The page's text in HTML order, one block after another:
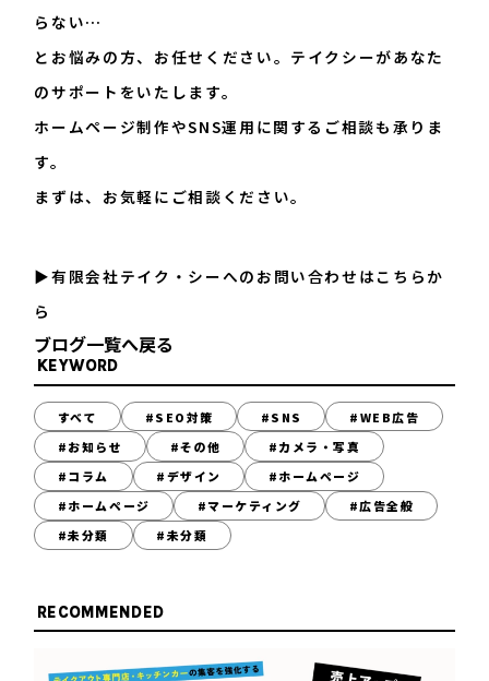
らない…
とお悩みの方、お任せください。テイクシーがあなた
のサポートをいたします。
ホームページ制作やSNS運用に関するご相談も承りま
す。
まずは、お気軽にご相談ください。
▶︎有限会社テイク・シーへのお問い合わせはこちらか
ら
ブログ一覧へ戻る
KEYWORD
すべて #SEO対策 #SNS
#WEB広告
#お知らせ
#その他
#カメラ・写真
#コラム
#デザイン
#ホームページ
#ホームページ
#マーケティング
#広告全般
#未分類
#未分類
RECOMMENDED